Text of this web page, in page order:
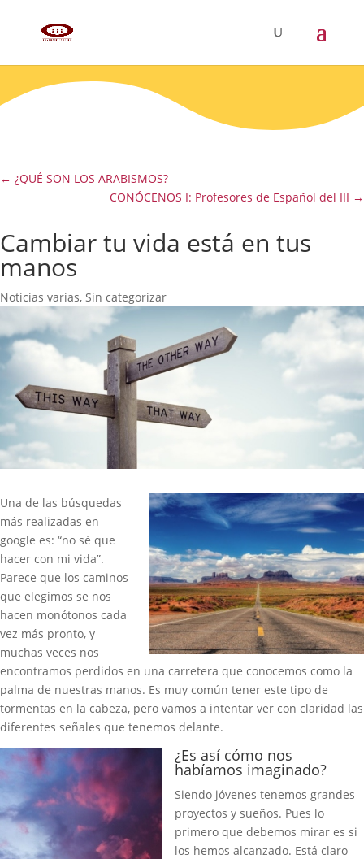
← ¿QUÉ SON LOS ARABISMOS?
CONÓCENOS I: Profesores de Español del III →
Cambiar tu vida está en tus
manos
Noticias varias, Sin categorizar
Una de las búsquedas
más realizadas en
google es: “no sé que
hacer con mi vida”.
Parece que los caminos
que elegimos se nos
hacen monótonos cada
vez más pronto, y
muchas veces nos
encontramos perdidos en una carretera que conocemos como la
palma de nuestras manos. Es muy común tener este tipo de
tormentas en la cabeza, pero vamos a intentar ver con claridad las
diferentes señales que tenemos delante.
¿Es así cómo nos
habíamos imaginado?
Siendo jóvenes tenemos grandes
proyectos y sueños. Pues lo
primero que debemos mirar es si
los hemos alcanzado. Está claro